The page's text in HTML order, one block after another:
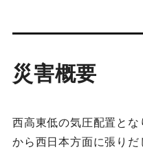
災害概要
西高東低の気圧配置と
から西日本方面に張り